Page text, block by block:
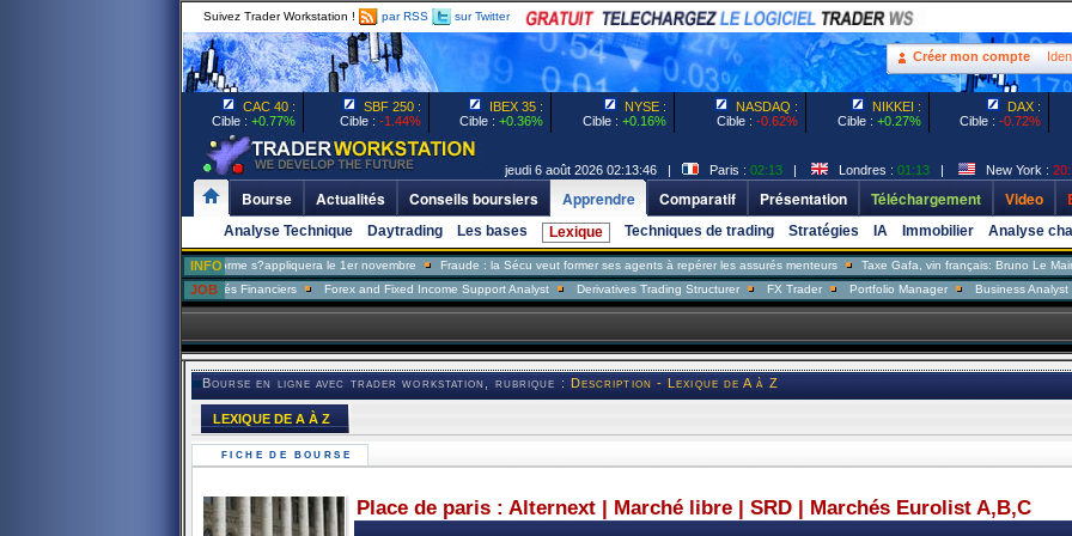
Suivez Trader Workstation ! par RSS sur Twitter
Créer mon compte
CAC 40 :
Cible : +0.77%
SBF 250 :
Cible : -1.44%
IBEX 35 :
Cible : +0.36%
NYSE :
Cible : +0.16%
NASDAQ :
Cible : -0.62%
NIKKEI :
Cible : +0.27%
DAX :
Cible : -0.72%
jeudi 6 août 2026 02:13:46 | Paris : 02:13| Londres : 01:13| New York :
Bourse Actualités Conseils boursiers Apprendre Comparatif Présentation Téléchargement Video
Analyse Technique Daytrading Les bases Lexique Techniques de trading Stratégies IA Immobilier Analyse
INFO
Assurance-chômage: la réforme s?appliquera le 1er novembre Fraude : la Sécu veut former ses agents à repérer les assurés menteurs Taxe Gafa, vin français: Bruno Le Maire répond
JOB
Analyste Risque Marchés Financiers Forex and Fixed Income Support Analyst Derivatives Trading Structurer FX Trader Portfolio Manager Business Analyst Sales
Bourse en ligne avec trader workstation, rubrique : Description - Lexique de A à Z
LEXIQUE DE A À Z
FICHE DE BOURSE
Place de paris : Alternext | Marché libre | SRD | Marchés Eurolist A,B,C